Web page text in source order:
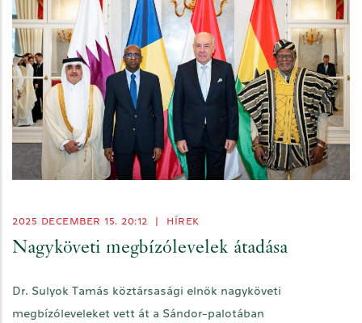
2025 DECEMBER 15. 20:12 HÍREK
Nagyköveti megbízólevelek átadása
Dr. Sulyok Tamás köztársasági elnök nagyköveti
megbízóleveleket vett át a Sándor-palotában